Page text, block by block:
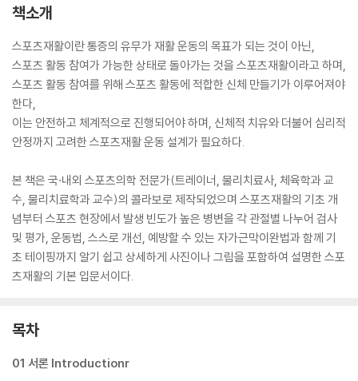
책소개
스포츠재활이란 통증의 유무가 재활 운동의 목표가 되는 것이 아닌,
스포츠 활동 참여가 가능한 상태로 돌아가는 것을 스포츠재활이라고 하며,
스포츠 활동 참여를 위해 스포츠 활동에 적합한 신체 만들기가 이루어져야
한다,
이는 안전하고 체계적으로 진행되어야 하며, 신체적 치유와 더불어 심리적
안정까지 고려한 스포츠재활 운동 설계가 필요하다.
본 책은 국·내외 스포츠의학 전문가(트레이너, 물리치료사, 체육학과 교
수, 물리치료학과 교수)의 콜라보로 제작되었으며 스포츠재활의 기초 개
념부터 스포츠 현장에서 발생 빈도가 높은 병변을 각 관절별 나누어 검사
및 평가, 운동법, 스스로 개선, 예방할 수 있는 자가근막이완법과 함께 기
초 테이핑까지 알기 쉽고 상세하게 사진이나 그림을 포함하여 설명한 스포
츠재활의 기본 입문서이다.
목차
01 서론 Introductionr